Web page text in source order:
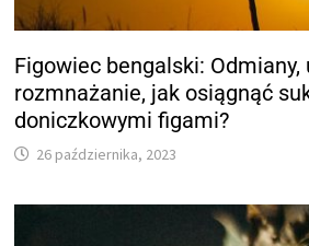
Figowiec bengalski: Odmiany,
rozmnażanie, jak osiągnąć
doniczkowymi figami?
26 października, 2023